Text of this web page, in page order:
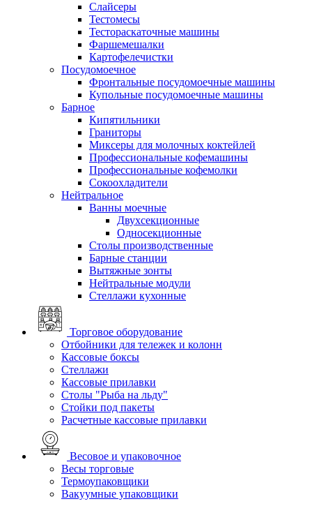
Слайсеры
Тестомесы
Тестораскаточные машины
Фаршемешалки
Картофелечистки
Посудомоечное
Фронтальные посудомоечные машины
Купольные посудомоечные машины
Барное
Кипятильники
Граниторы
Миксеры для молочных коктейлей
Профессиональные кофемашины
Профессиональные кофемолки
Сокоохладители
Нейтральное
Ванны моечные
Двухсекционные
Односекционные
Столы производственные
Барные станции
Вытяжные зонты
Нейтральные модули
Стеллажи кухонные
Торговое оборудование
Отбойники для тележек и колонн
Кассовые боксы
Стеллажи
Кассовые прилавки
Столы "Рыба на льду"
Стойки под пакеты
Расчетные кассовые прилавки
Весовое и упаковочное
Весы торговые
Термоупаковщики
Вакуумные упаковщики